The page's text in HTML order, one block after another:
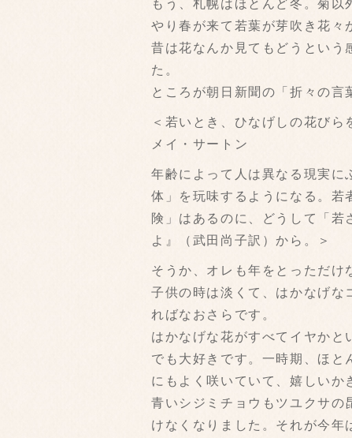
もう、札幌はほとんど冬。菊
やり春が来て若葉が芽吹き花々
昔は花なんか見てもどうという
た。
ところが朝日新聞の「折々の言
＜若いとき、ひなげしの花びら
メイ・サートン
年齢によって人は異なる現実に
体」を玩味するようになる。若
険」はあるのに、どうして「若
よ』（武田尚子訳）から。＞
そうか、オレも年をとっただけ
子供の時は淡くて、はかなげな
ればなおさらです。
はかなげな花がすべてイヤか
でも大好きです。一時期、ほ
にもよく咲いていて、嬉しいか
青いシジミチョウもツユクサの
けなくなりました。それが今年